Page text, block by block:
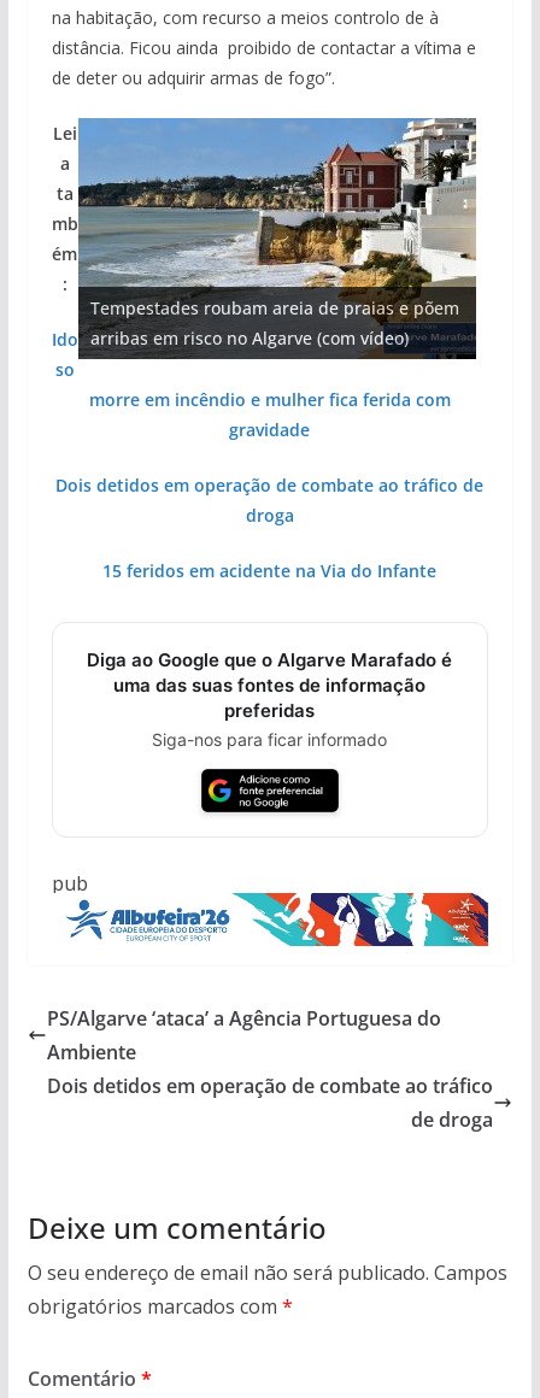
na habitação, com recurso a meios controlo de à
distância. Ficou ainda proibido de contactar a vítima e
de deter ou adquirir armas de fogo”.
Projeto milionário: investimento de 108
milhões de euros na construção de dois
hotéis (com vídeo)
Tempestades roubam areia de praias e põem
arribas em risco no Algarve (com vídeo)
Milagre da água. Fontes emblemáticas do
Algarve voltam a ter vida (com vídeo)
Tapas do mar a 3 euros cada. Nova rota
gastronómica nasce no Algarve
Foto do dia: uma cidade algarvia que cresceu
entre redes e fábricas
Lei
a
ta
mb
ém
:
Ido
so
morre em incêndio e mulher fica ferida com
gravidade
Dois detidos em operação de combate ao tráfico de
droga
15 feridos em acidente na Via do Infante
Diga ao Google que o Algarve Marafado é
uma das suas fontes de informação
preferidas
Siga-nos para ficar informado
pub
PS/Algarve ‘ataca’ a Agência Portuguesa do
Ambiente
Dois detidos em operação de combate ao tráfico
de droga
Deixe um comentário
O seu endereço de email não será publicado. Campos
obrigatórios marcados com *
Comentário *